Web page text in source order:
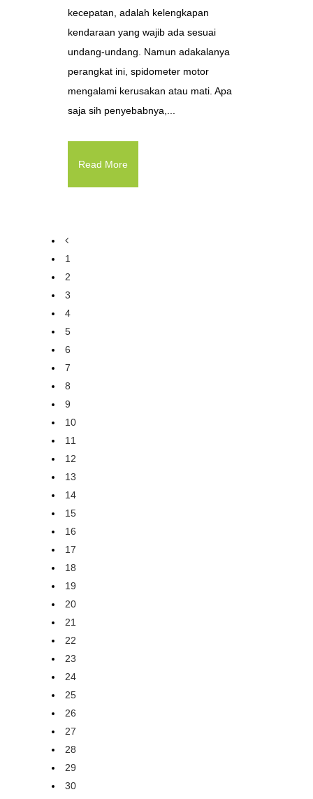
kecepatan, adalah kelengkapan
kendaraan yang wajib ada sesuai
undang-undang. Namun adakalanya
perangkat ini, spidometer motor
mengalami kerusakan atau mati. Apa
saja sih penyebabnya,...
Read More
1
2
3
4
5
6
7
8
9
10
11
12
13
14
15
16
17
18
19
20
21
22
23
24
25
26
27
28
29
30